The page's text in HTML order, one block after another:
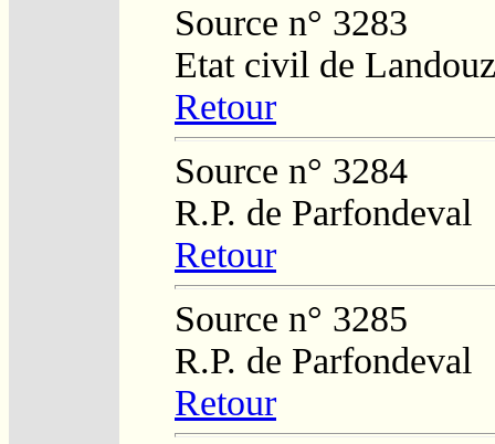
Source n° 3283
Etat civil de
Retour
Source n° 3284
R.P. de Parfondeval
Retour
Source n° 3285
R.P. de Parfondeval
Retour